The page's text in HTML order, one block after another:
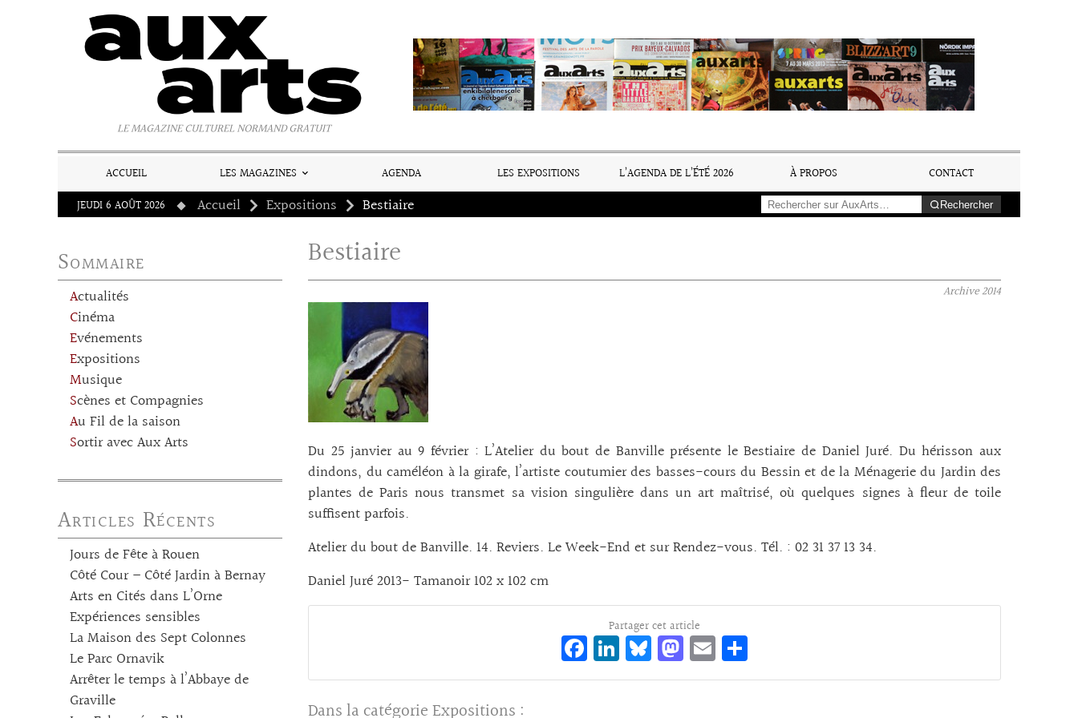
LE MAGAZINE CULTUREL NORMAND GRATUIT
ACCUEIL LES MAGAZINES AGENDA LES EXPOSITIONS L’AGENDA DE L’ÉTÉ 2026 À PROPOS
CONTACT
JEUDI 6 AOÛT 2026
Accueil Expositions Bestiaire Rechercher
Sommaire
Actualités
Cinéma
Evénements
Expositions
Musique
Scènes et Compagnies
Au Fil de la saison
Sortir avec Aux Arts
Articles Récents
Jours de Fête à Rouen
Côté Cour – Côté Jardin à Bernay
Arts en Cités dans L’Orne
Expériences sensibles
La Maison des Sept Colonnes
Le Parc Ornavik
Arrêter le temps à l’Abbaye de
Graville
Bestiaire
Archive2014
Du 25 janvier au 9 février : L’Atelier du bout de Banville présente le Bestiaire de Daniel Juré. Du hérisson aux
dindons, du caméléon à la girafe, l’artiste coutumier des basses-cours du Bessin et de la Ménagerie du Jardin des
plantes de Paris nous transmet sa vision singulière dans un art maîtrisé, où quelques signes à fleur de toile
suffisent parfois.
Atelier du bout de Banville. 14. Reviers. Le Week-End et sur Rendez-vous. Tél. : 02 31 37 13 34.
Daniel Juré 2013- Tamanoir 102 x 102 cm
Partager cet article
Fa
ce
Li
n
Bl
ue
M
as
E
m rt
Dans la catégorieExpositions :
Panneau de gestion des cookies